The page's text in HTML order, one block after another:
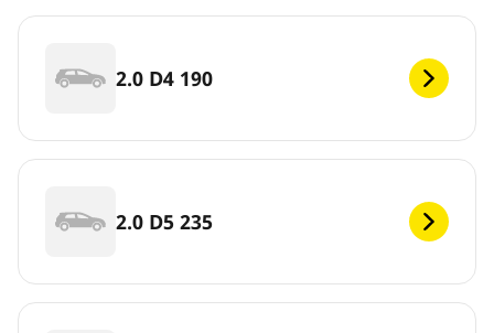
2.0 D4 190
2.0 D5 235